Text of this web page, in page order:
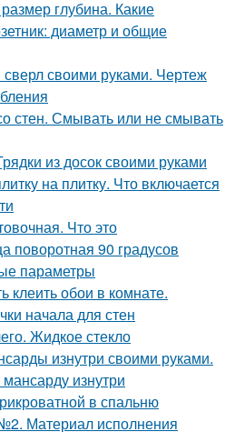
глубина. Какие
диаметр и общие
сверл своими руками. Чертеж
стен. Смывать или не смывать
из досок своими руками
на плитку. Что включается
Что это
поворотная 90 градусов
параметры
клеить обои в комнате.
начала для стен
Жидкое стекло
изнутри своими руками.
изнутри
в спальню
Материал исполнения